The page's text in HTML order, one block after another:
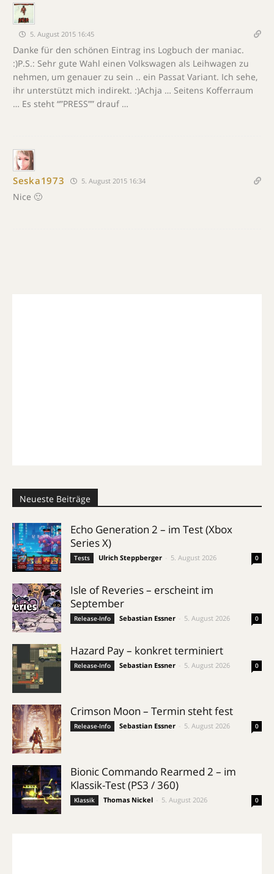
5. August 2015 16:45
Danke für den schönen Eintrag ins Logbuch der maniac.
:)P.S.: Sehr gute Wahl einen Volkswagen als Leihwagen zu
nehmen, um genauer zu sein .. ein Passat Variant. Ich sehe,
ihr unterstützt mich indirekt. :)Achja … Seitens Kofferraum
… Es steht “”PRESS”” drauf …
Seska1973 5. August 2015 16:34
Nice 🙂
Neueste Beiträge
Echo Generation 2 – im Test (Xbox
Series X)
Tests Ulrich Steppberger 5. August 2026 0
Isle of Reveries – erscheint im
September
Release-Info Sebastian Essner 5. August 2026 0
Hazard Pay – konkret terminiert
Release-Info Sebastian Essner 5. August 2026 0
Crimson Moon – Termin steht fest
Release-Info Sebastian Essner 5. August 2026 0
Bionic Commando Rearmed 2 – im
Klassik-Test (PS3 / 360)
Klassik Thomas Nickel 5. August 2026 0